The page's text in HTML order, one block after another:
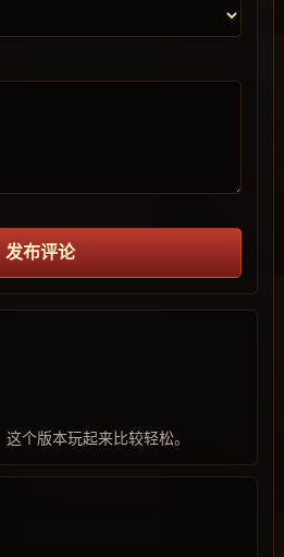
发布评论
个版本玩起来比较轻松。